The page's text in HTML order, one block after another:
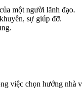
một người lãnh đạo.
sự giúp đỡ.
việc chọn hướng nhà